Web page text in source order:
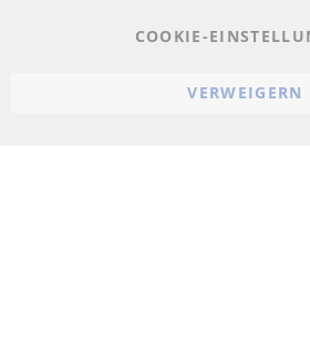
COOKIE-
VERWEIGERN